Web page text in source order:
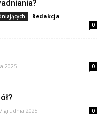
Redakcja -
0
2025 0
7 grudnia 2025 0